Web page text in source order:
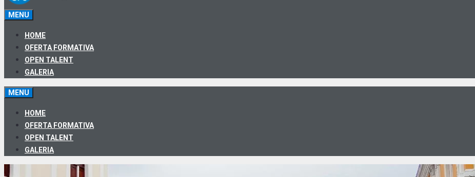
MENU
HOME
OFERTA FORMATIVA
OPEN TALENT
GALERIA
MENU
HOME
OFERTA FORMATIVA
OPEN TALENT
GALERIA